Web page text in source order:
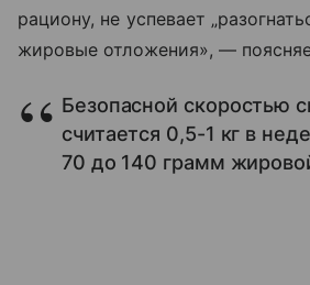
рациону, не успевает
жировые отложения», —
Безопасной скоростью
считается 0,5-1 кг в
70 до 140 грамм